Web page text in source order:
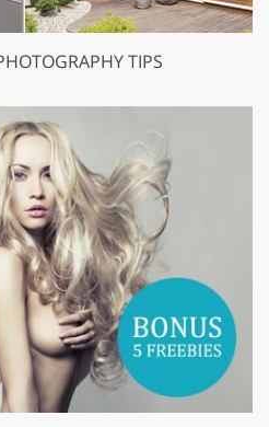
TIPS